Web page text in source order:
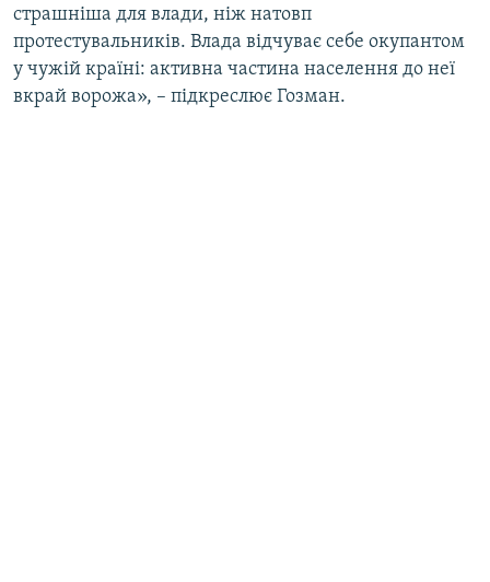
страшніша для влади, ніж натовп
протестувальників. Влада відчуває себе окупантом
у чужій країні: активна частина населення до неї
вкрай ворожа», – підкреслює Гозман.